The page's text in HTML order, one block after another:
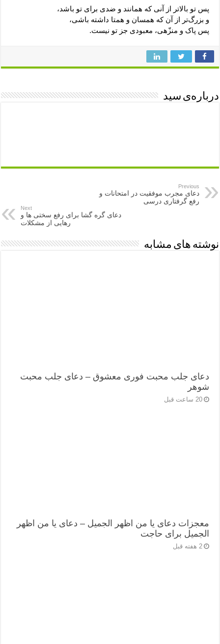
پس تو بالاتر از آنی که همانند و ضدی برای تو باشد،
و بزرگ‌تر از آن که همسان و همتا داشته باشی،
پس پاک و منزّهی، معبودی جز تو نیست.
درباره‌ی سید
Previous
دعای مجرب موفقیت در امتحانات و
رفع گرفتاری درسی
Next
دعای گره گشا برای رفع سختی ها و
رهایی از مشکلات
نوشته های مشابه
دعای جلب محبت فوری معشوق – دعای جلب محبت
شوهر
20 ساعت قبل
معجزات دعای یا من اظهر الجمیل – دعای یا من اظهر
الجمیل برای حاجت
2 هفته قبل